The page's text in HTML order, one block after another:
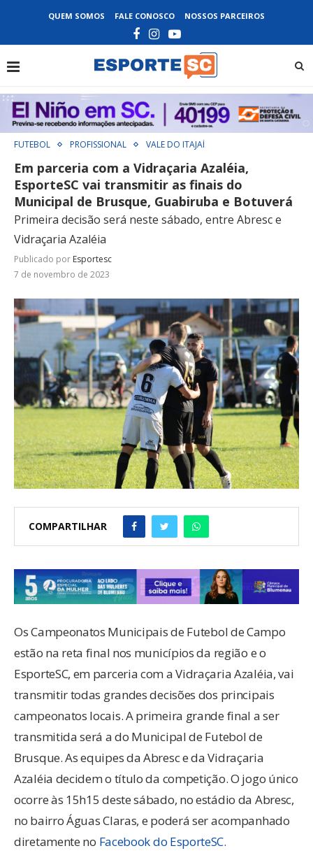
QUEM SOMOS FALE CONOSCO NOSSOS PARCEIROS
FUTEBOL PROFISSIONAL VALE DO ITAJAÍ
Em parceria com a Vidraçaria Azaléia,
EsporteSC vai transmitir as finais do
Municipal de Brusque, Guabiruba e Botuverá
Primeira decisão será neste sábado, entre Abresc e
Vidraçaria Azaléia
Publicado por Esportesc
7 de novembro de 2023
COMPARTILHAR
Os Campeonatos Municipais de Futebol de Campo
estão na reta final nos municípios da região e o
EsporteSC, em parceria com a Vidraçaria Azaléia, vai
transmitir todas grandes decisões dos principais
campeonatos locais. A primeira grande final a ser
transmitida será a do Municipal de Futebol de
Brusque. As equipes da Abresc e da Vidraçaria
Azaléia decidem o título da competição. O jogo único
ocorre às 15h15 deste sábado, no estádio da Abresc,
no bairro Águas Claras, e poderá ser acompanhado
diretamente no Facebook do EsporteSC.